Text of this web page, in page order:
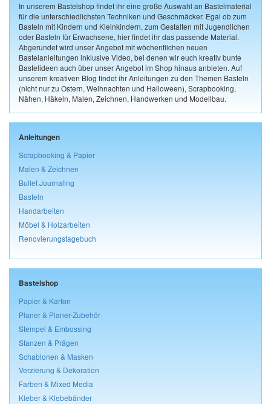
In unserem Bastelshop findet ihr eine große Auswahl an Bastelmaterial
für die unterschiedlichsten Techniken und Geschmäcker. Egal ob zum
Basteln mit Kindern und Kleinkindern, zum Gestalten mit Jugendlichen
oder Basteln für Erwachsene, hier findet ihr das passende Material.
Abgerundet wird unser Angebot mit wöchentlichen neuen
Bastelanleitungen inklusive Video, bei denen wir euch kreativ bunte
Bastelideen auch über unser Angebot im Shop hinaus anbieten. Auf
unserem kreativen Blog findet ihr Anleitungen zu den Themen Basteln
(nicht nur zu Ostern, Weihnachten und Halloween), Scrapbooking,
Nähen, Häkeln, Malen, Zeichnen, Handwerken und Modellbau.
Anleitungen
Scrapbooking & Papier
Malen & Zeichnen
Bullet Journaling
Basteln
Handarbeiten
Möbel & Holzarbeiten
Renovierungstagebuch
Bastelshop
Papier & Karton
Planer & Planer-Zubehör
Stempel & Embossing
Stanzen & Prägen
Schablonen & Masken
Verzierung & Dekoration
Farben & Mixed Media
Kleber & Klebebänder